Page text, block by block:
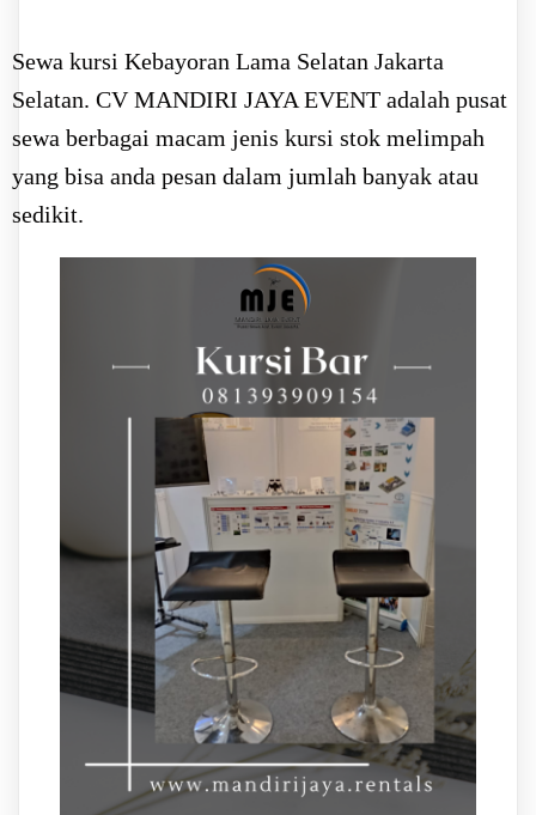
Sewa kursi Kebayoran Lama Selatan Jakarta
Selatan. CV MANDIRI JAYA EVENT adalah pusat
sewa berbagai macam jenis kursi stok melimpah
yang bisa anda pesan dalam jumlah banyak atau
sedikit.